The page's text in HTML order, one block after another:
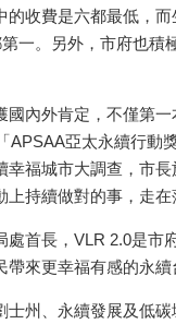
收費是六都最低，
一。另外，市府也
內外肯定，不僅第
APSAA亞太永續行動
福城市大調查，市
持續做對的事，走
首長，VLR 2.0是
來更幸福有感的永續
州、永續發展及低